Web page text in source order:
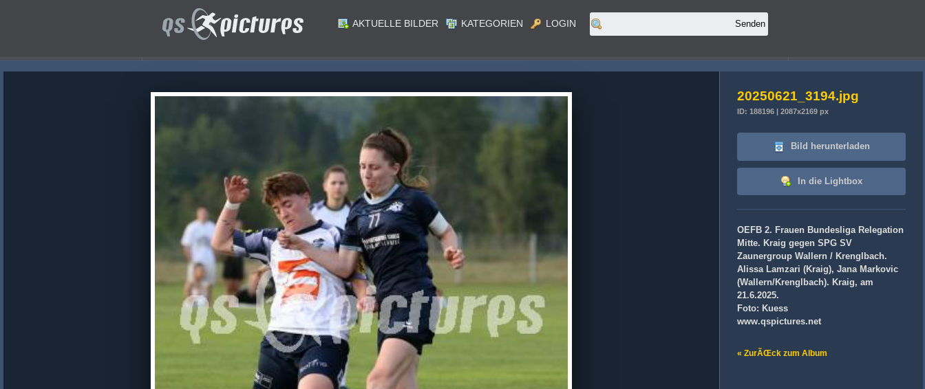
AKTUELLE BILDER KATEGORIEN LOGIN
20250621_3194.jpg
ID: 188196 | 2087x2169 px
Bild herunterladen
In die Lightbox
OEFB 2. Frauen Bundesliga Relegation
Mitte. Kraig gegen SPG SV
Zaunergroup Wallern / Krenglbach.
Alissa Lamzari (Kraig), Jana Markovic
(Wallern/Krenglbach). Kraig, am
21.6.2025.
Foto: Kuess
www.qspictures.net
« ZurÃŒck zum Album